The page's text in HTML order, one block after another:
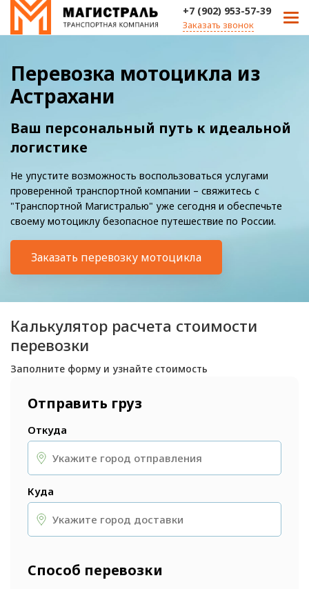
+7 (902) 953-57-39
Заказать звонок
Перевозка мотоцикла из
Астрахани
Ваш персональный путь к идеальной
логистике
Не упустите возможность воспользоваться услугами
проверенной транспортной компании – свяжитесь с
"Транспортной Магистралью" уже сегодня и обеспечьте
своему мотоциклу безопасное путешествие по России.
Заказать перевозку мотоцикла
Калькулятор расчета стоимости
перевозки
Заполните форму и узнайте стоимость
Отправить груз
Откуда
Куда
Способ перевозки